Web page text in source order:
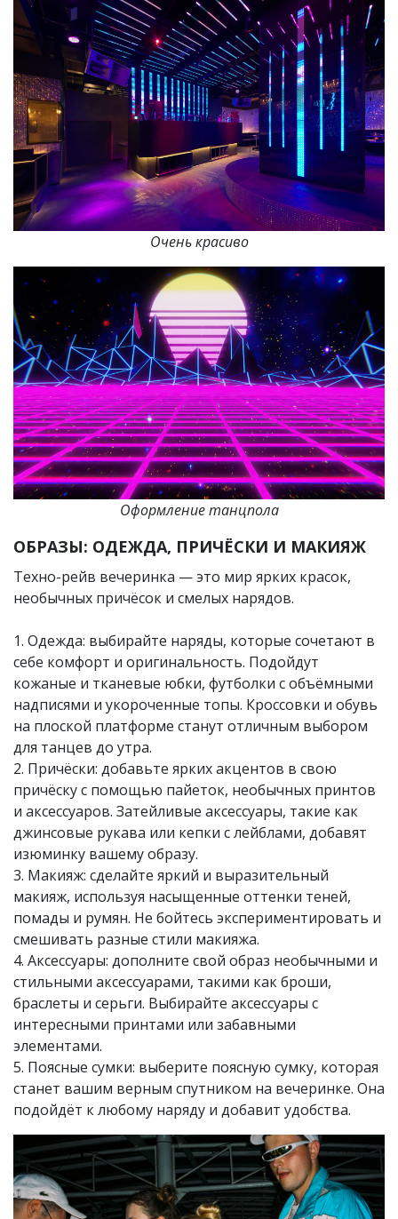
Очень красиво
Оформление танцпола
ОБРАЗЫ: ОДЕЖДА, ПРИЧЁСКИ И МАКИЯЖ
Техно-рейв вечеринка — это мир ярких красок,
необычных причёсок и смелых нарядов.
1. Одежда: выбирайте наряды, которые сочетают в
себе комфорт и оригинальность. Подойдут
кожаные и тканевые юбки, футболки с объёмными
надписями и укороченные топы. Кроссовки и обувь
на плоской платформе станут отличным выбором
для танцев до утра.
2. Причёски: добавьте ярких акцентов в свою
причёску с помощью пайеток, необычных принтов
и аксессуаров. Затейливые аксессуары, такие как
джинсовые рукава или кепки с лейблами, добавят
изюминку вашему образу.
3. Макияж: сделайте яркий и выразительный
макияж, используя насыщенные оттенки теней,
помады и румян. Не бойтесь экспериментировать и
смешивать разные стили макияжа.
4. Аксессуары: дополните свой образ необычными и
стильными аксессуарами, такими как броши,
браслеты и серьги. Выбирайте аксессуары с
интересными принтами или забавными
элементами.
5. Поясные сумки: выберите поясную сумку, которая
станет вашим верным спутником на вечеринке. Она
подойдёт к любому наряду и добавит удобства.